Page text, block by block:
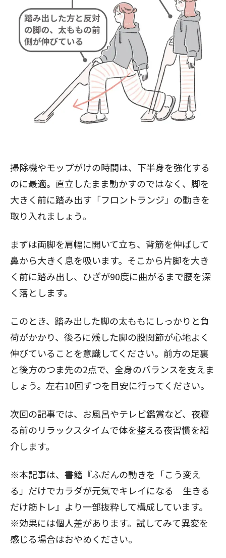
掃除機やモップがけの時間は、下半身を強化する
のに最適。直立したまま動かすのではなく、脚を
大きく前に踏み出す「フロントランジ」の動きを
取り入れましょう。
まずは両脚を肩幅に開いて立ち、背筋を伸ばして
鼻から大きく息を吸います。そこから片脚を大き
く前に踏み出し、ひざが90度に曲がるまで腰を深
く落とします。
このとき、踏み出した脚の太ももにしっかりと負
荷がかかり、後ろに残した脚の股関節が心地よく
伸びていることを意識してください。前方の足裏
と後方のつま先の2点で、全身のバランスを支えま
しょう。左右10回ずつを目安に行ってください。
次回の記事では、お風呂やテレビ鑑賞など、夜寝
る前のリラックスタイムで体を整える夜習慣を紹
介します。
※本記事は、書籍『ふだんの動きを「こう変え
る」だけでカラダが元気でキレイになる 生きる
だけ筋トレ』より一部抜粋して構成しています。
※効果には個人差があります。試してみて異変を
感じる場合はおやめください。